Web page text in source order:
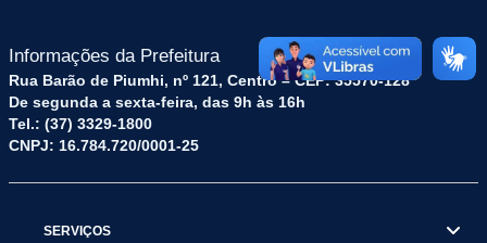
Informações da Prefeitura
Rua Barão de Piumhi, nº 121, Centro – CEP: 35570-128
De segunda a sexta-feira, das 9h às 16h
Tel.: (37) 3329-1800
CNPJ: 16.784.720/0001-25
SERVIÇOS